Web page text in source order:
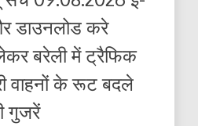
डाउनलोड करे
बरेली में ट्रैफिक
वाहनों के रूट बदले
गुजरें